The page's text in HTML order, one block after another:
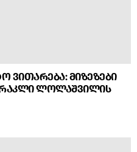
ვითარება: მიზეზები
ლოლაშვილის